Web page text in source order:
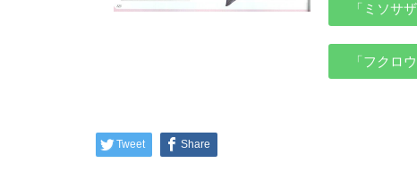
「ミソサ
「フクロ
Tweet Share